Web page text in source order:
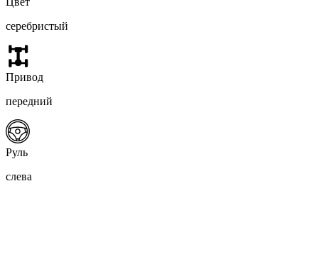
серебристый
Привод
передний
Руль
слева